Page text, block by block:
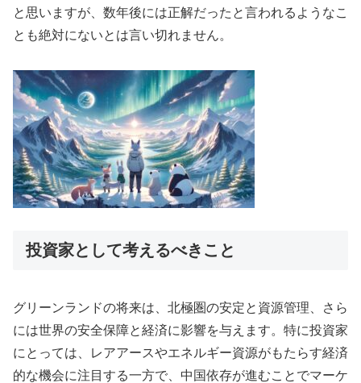
と思いますが、数年後には正解だったと言われるようなこ
とも絶対にないとは言い切れません。
投資家として考えるべきこと
グリーンランドの将来は、北極圏の安定と資源管理、さら
には世界の安全保障と経済に影響を与えます。特に投資家
にとっては、レアアースやエネルギー資源がもたらす経済
的な機会に注目する一方で、中国依存が進むことでマーケ